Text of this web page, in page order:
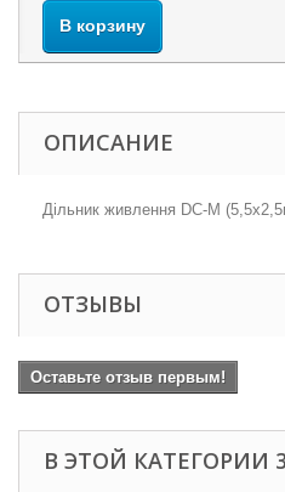
В корзину
ОПИСАНИЕ
Дільник живлення DC-M
ОТЗЫВЫ
Оставьте отзыв первым!
В ЭТОЙ КАТЕГОРИИ